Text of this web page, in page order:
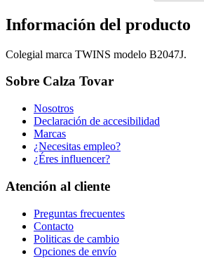
Información del producto
Colegial marca TWINS modelo B2047J.
Sobre Calza Tovar
Nosotros
Declaración de accesibilidad
Marcas
¿Necesitas empleo?
¿Éres influencer?
Atención al cliente
Preguntas frecuentes
Contacto
Politicas de cambio
Opciones de envío